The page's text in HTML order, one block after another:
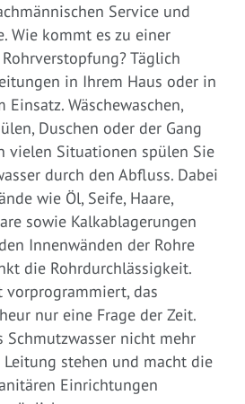
Service und
Wie kommt es zu einer
Täglich
in Ihrem Haus oder in
Einsatz. Wäschewaschen,
Duschen oder der Gang
vielen Situationen spülen Sie
durch den Abfluss. Dabei
wie Öl, Seife, Haare,
sowie Kalkablagerungen
Innenwänden der Rohre
die Rohrdurchlässigkeit.
vorprogrammiert, das
nur eine Frage der Zeit.
nicht mehr
stehen und macht die
Einrichtungen